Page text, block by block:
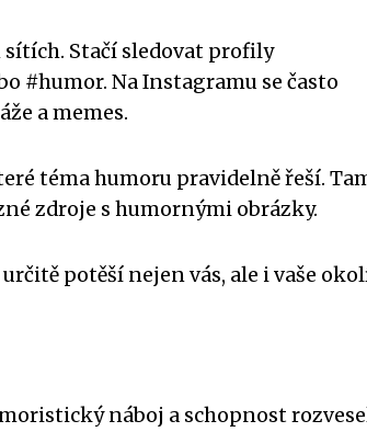
Stačí sledovat profily
#humor. Na Instagramu se často
a memes.
téma humoru pravidelně řeší.
zdroje s humornými obrázky.
potěší nejen vás, ale i vaše
náboj a schopnost